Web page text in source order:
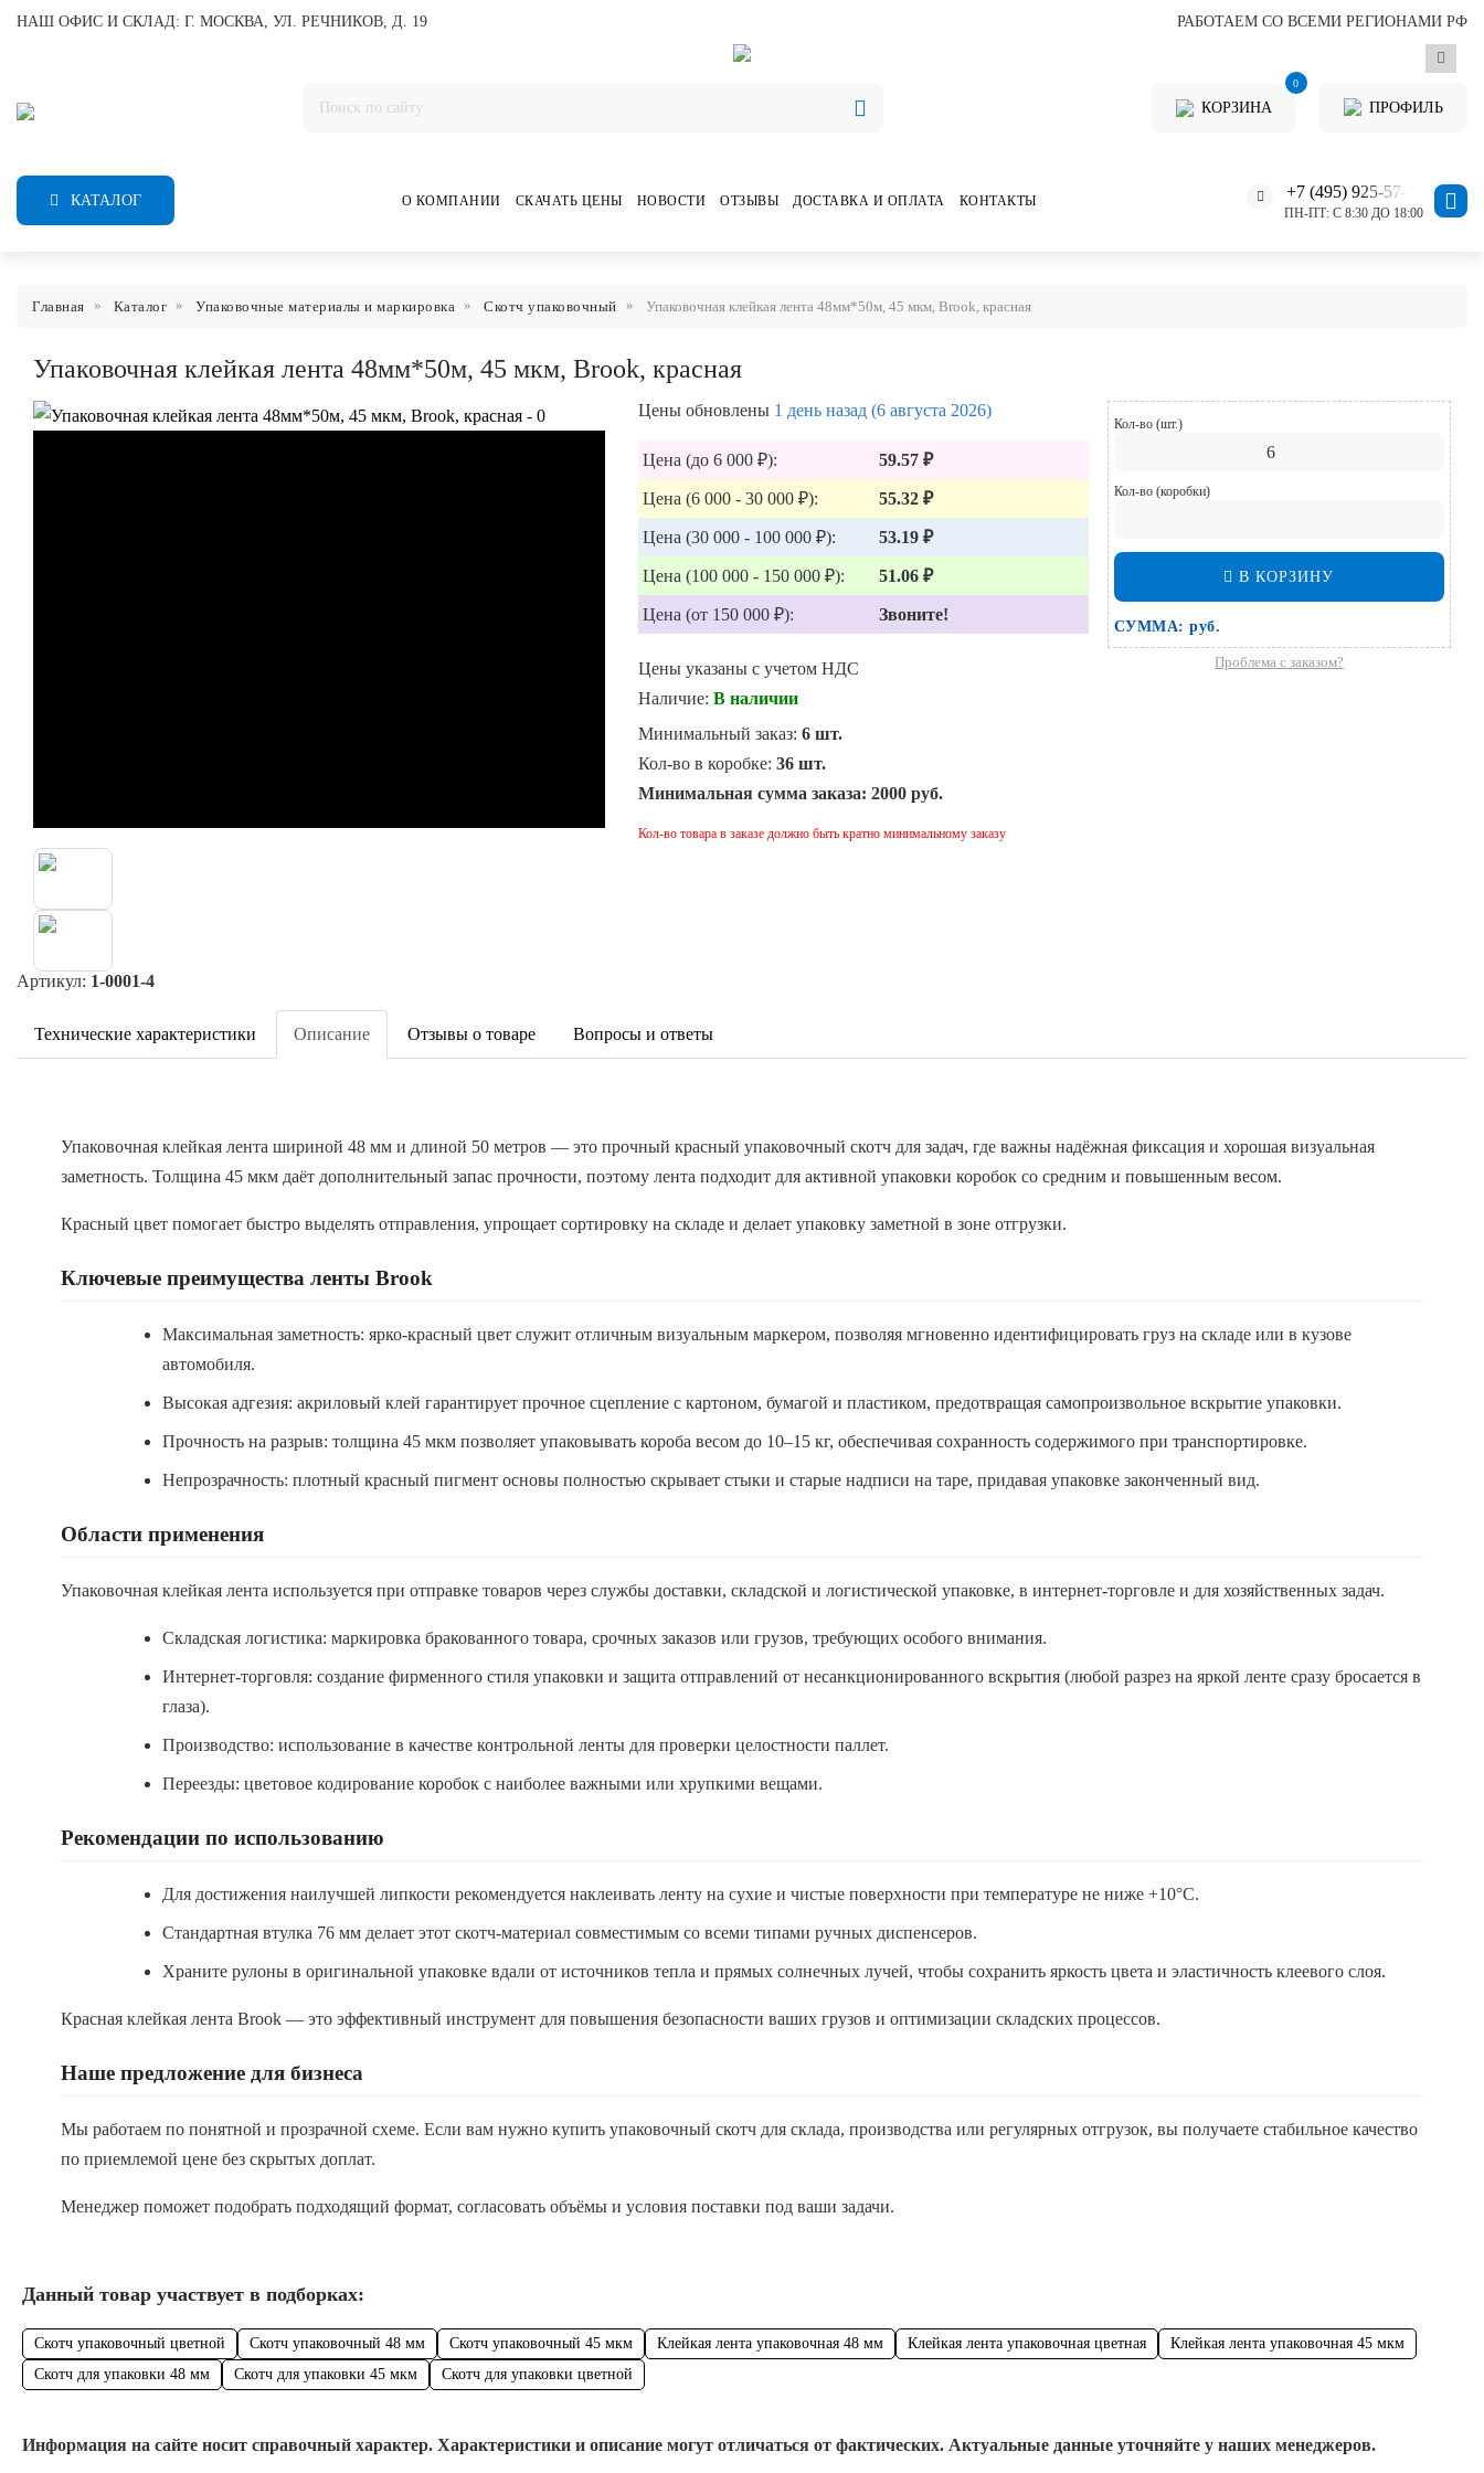
НАШ ОФИС И СКЛАД: Г. МОСКВА, УЛ. РЕЧНИКОВ, Д. 19 РАБОТАЕМ СО ВСЕМИ РЕГИОНАМИ РФ
КОРЗИНА
0
ПРОФИЛЬ
КАТАЛОГ О КОМПАНИИ СКАЧАТЬ ЦЕНЫ НОВОСТИ ОТЗЫВЫ ДОСТАВКА И ОПЛАТА КОНТАКТЫ +7 (495) 925-57-11
ПН-ПТ: С 8:30 ДО 18:00
Главная Каталог Упаковочные материалы и маркировка Скотч упаковочный Упаковочная клейкая лента 48мм*50м, 45 мкм, Brook, красная
Упаковочная клейкая лента 48мм*50м, 45 мкм, Brook, красная
Цены обновлены 1 день назад (6 августа 2026)
Цена (до 6 000 ₽): 59.57 ₽
Цена (6 000 - 30 000 ₽): 55.32 ₽
Цена (30 000 - 100 000 ₽): 53.19 ₽
Цена (100 000 - 150 000 ₽): 51.06 ₽
Цена (от 150 000 ₽): Звоните!
Цены указаны с учетом НДС
Наличие: В наличии
Минимальный заказ: 6 шт.
Кол-во в коробке: 36 шт.
Минимальная сумма заказа: 2000 руб.
Кол-во товара в заказе должно быть кратно минимальному заказу
Кол-во (шт.)
Кол-во (коробки)
В КОРЗИНУ
СУММА: руб.
Проблема с заказом?
Артикул: 1-0001-4
Технические характеристики Описание Отзывы о товаре Вопросы и ответы
Упаковочная клейкая лента шириной 48 мм и длиной 50 метров — это прочный красный упаковочный скотч для задач, где важны надёжная фиксация и хорошая визуальная
заметность. Толщина 45 мкм даёт дополнительный запас прочности, поэтому лента подходит для активной упаковки коробок со средним и повышенным весом.
Красный цвет помогает быстро выделять отправления, упрощает сортировку на складе и делает упаковку заметной в зоне отгрузки.
Ключевые преимущества ленты Brook
Максимальная заметность: ярко-красный цвет служит отличным визуальным маркером, позволяя мгновенно идентифицировать груз на складе или в кузове
автомобиля.
Высокая адгезия: акриловый клей гарантирует прочное сцепление с картоном, бумагой и пластиком, предотвращая самопроизвольное вскрытие упаковки.
Прочность на разрыв: толщина 45 мкм позволяет упаковывать короба весом до 10–15 кг, обеспечивая сохранность содержимого при транспортировке.
Непрозрачность: плотный красный пигмент основы полностью скрывает стыки и старые надписи на таре, придавая упаковке законченный вид.
Области применения
Упаковочная клейкая лента используется при отправке товаров через службы доставки, складской и логистической упаковке, в интернет-торговле и для хозяйственных задач.
Складская логистика: маркировка бракованного товара, срочных заказов или грузов, требующих особого внимания.
Интернет-торговля: создание фирменного стиля упаковки и защита отправлений от несанкционированного вскрытия (любой разрез на яркой ленте сразу бросается в
глаза).
Производство: использование в качестве контрольной ленты для проверки целостности паллет.
Переезды: цветовое кодирование коробок с наиболее важными или хрупкими вещами.
Рекомендации по использованию
Для достижения наилучшей липкости рекомендуется наклеивать ленту на сухие и чистые поверхности при температуре не ниже +10°C.
Стандартная втулка 76 мм делает этот скотч-материал совместимым со всеми типами ручных диспенсеров.
Храните рулоны в оригинальной упаковке вдали от источников тепла и прямых солнечных лучей, чтобы сохранить яркость цвета и эластичность клеевого слоя.
Красная клейкая лента Brook — это эффективный инструмент для повышения безопасности ваших грузов и оптимизации складских процессов.
Наше предложение для бизнеса
Мы работаем по понятной и прозрачной схеме. Если вам нужно купить упаковочный скотч для склада, производства или регулярных отгрузок, вы получаете стабильное качество
по приемлемой цене без скрытых доплат.
Менеджер поможет подобрать подходящий формат, согласовать объёмы и условия поставки под ваши задачи.
Данный товар участвует в подборках:
Скотч упаковочный цветной Скотч упаковочный 48 мм Скотч упаковочный 45 мкм Клейкая лента упаковочная 48 мм Клейкая лента упаковочная цветная
Клейкая лента упаковочная 45 мкм
Скотч для упаковки 48 мм
Скотч для упаковки 45 мкм Скотч для упаковки цветной
Информация на сайте носит справочный характер. Характеристики и описание могут отличаться от фактических. Актуальные данные уточняйте у наших менеджеров.